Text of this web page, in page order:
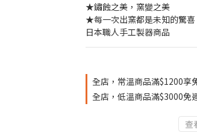
★鏽蝕之美，窯變之美
★每一次出窯都是未知的驚喜
日本職人手工製器商品
全店，常溫商品滿$1200享
全店，低溫商品滿$3000免
查